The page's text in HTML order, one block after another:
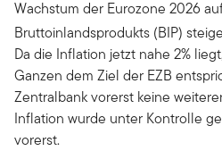
Wachstum der Eurozone 2026
Bruttoinlandsprodukts (BIP)
Da die Inflation jetzt nahe 2%
Ganzen dem Ziel der EZB
Zentralbank vorerst keine
Inflation wurde unter Kontrolle
vorerst.